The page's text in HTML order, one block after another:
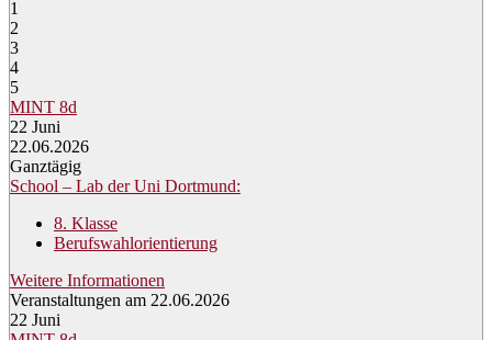
1
2
3
4
5
MINT 8d
22 Juni
22.06.2026
Ganztägig
School – Lab der Uni Dortmund:
8. Klasse
Berufswahlorientierung
Weitere Informationen
Veranstaltungen am 22.06.2026
22 Juni